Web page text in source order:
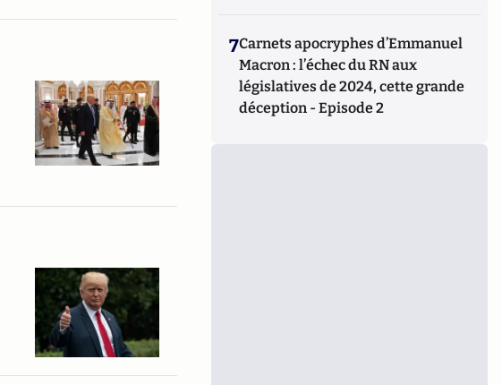
7Carnets apocryphes d’Emmanuel
Macron : l’échec du RN aux
législatives de 2024, cette grande
déception - Episode 2